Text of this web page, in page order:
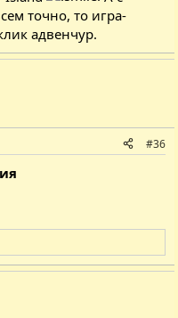
точно, то игра-
адвенчур.
#36